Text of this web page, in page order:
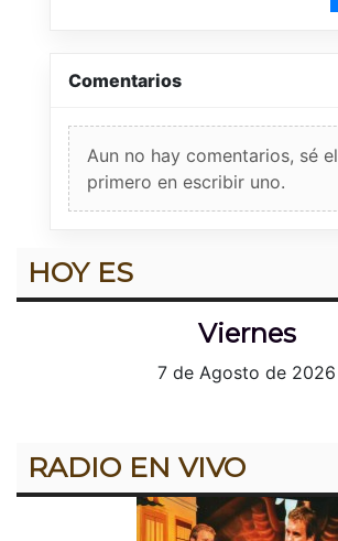
Comentarios
Aun no hay comentarios, sé el
primero en escribir uno.
HOY ES
Viernes
7 de Agosto de 2026
RADIO EN VIVO